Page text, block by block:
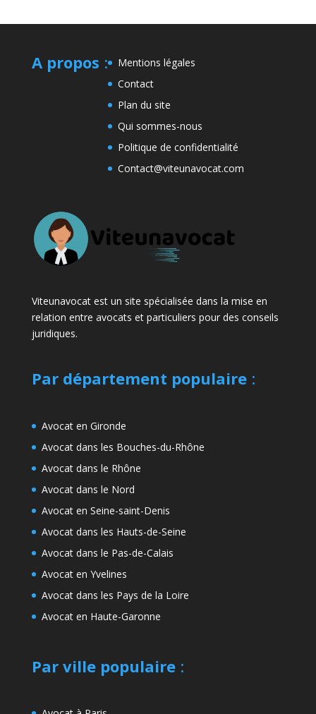
A propos :
Mentions légales
Contact
Plan du site
Qui sommes-nous
Politique de confidentialité
Contact@viteunavocat.com
Viteunavocat est un site spécialisée dans la mise en
relation entre avocats et particuliers pour des conseils
juridiques.
Par département populaire:
Avocat en Gironde
Avocat dans les Bouches-du-Rhône
Avocat dans le Rhône
Avocat dans le Nord
Avocat en Seine-saint-Denis
Avocat dans les Hauts-de-Seine
Avocat dans le Pas-de-Calais
Avocat en Yvelines
Avocat dans les Pays de la Loire
Avocat en Haute-Garonne
Par ville populaire: